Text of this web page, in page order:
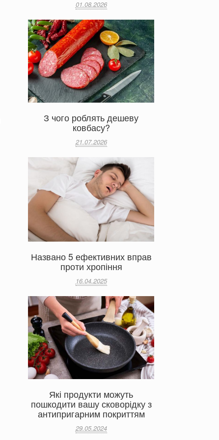
01.08.2026
З чого роблять дешеву
ковбасу?
21.07.2026
Названо 5 ефективних вправ
проти хропіння
16.04.2025
Які продукти можуть
пошкодити вашу сковорідку з
антипригарним покриттям
29.05.2024